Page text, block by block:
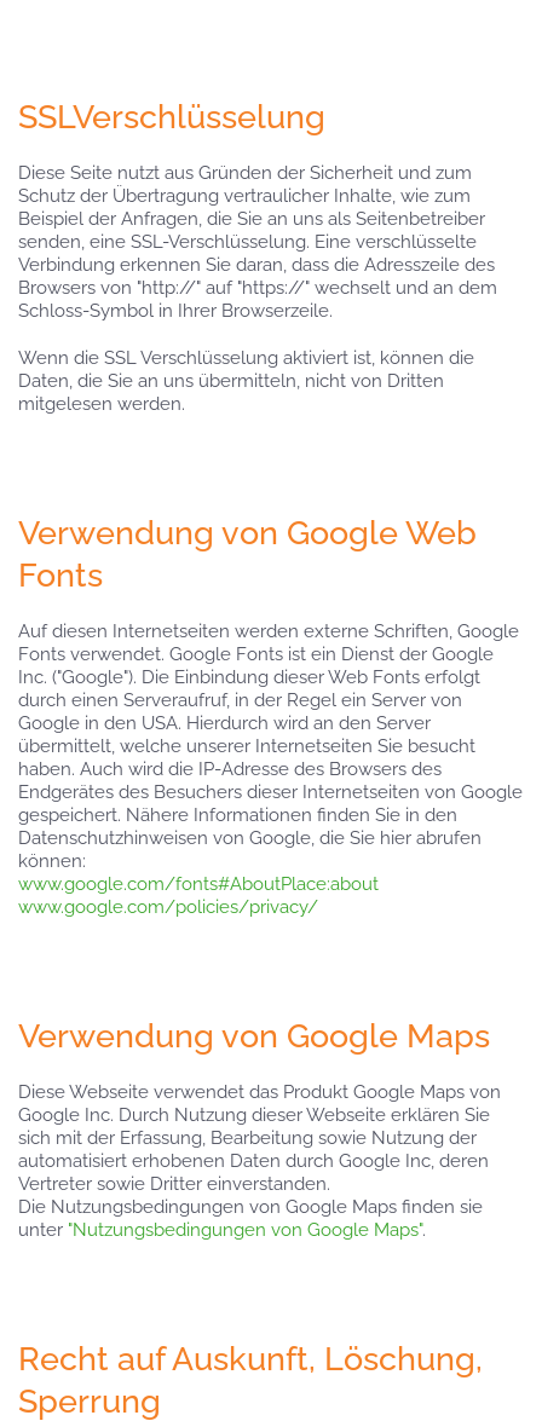
SSLVerschlüsselung
Diese Seite nutzt aus Gründen der Sicherheit und zum
Schutz der Übertragung vertraulicher Inhalte, wie zum
Beispiel der Anfragen, die Sie an uns als Seitenbetreiber
senden, eine SSL-Verschlüsselung. Eine verschlüsselte
Verbindung erkennen Sie daran, dass die Adresszeile des
Browsers von "http://" auf "https://" wechselt und an dem
Schloss-Symbol in Ihrer Browserzeile.
Wenn die SSL Verschlüsselung aktiviert ist, können die
Daten, die Sie an uns übermitteln, nicht von Dritten
mitgelesen werden.
Verwendung von Google Web
Fonts
Auf diesen Internetseiten werden externe Schriften, Google
Fonts verwendet. Google Fonts ist ein Dienst der Google
Inc. ("Google"). Die Einbindung dieser Web Fonts erfolgt
durch einen Serveraufruf, in der Regel ein Server von
Google in den USA. Hierdurch wird an den Server
übermittelt, welche unserer Internetseiten Sie besucht
haben. Auch wird die IP-Adresse des Browsers des
Endgerätes des Besuchers dieser Internetseiten von Google
gespeichert. Nähere Informationen finden Sie in den
Datenschutzhinweisen von Google, die Sie hier abrufen
können:
www.google.com/fonts#AboutPlace:about
www.google.com/policies/privacy/
Verwendung von Google Maps
Diese Webseite verwendet das Produkt Google Maps von
Google Inc. Durch Nutzung dieser Webseite erklären Sie
sich mit der Erfassung, Bearbeitung sowie Nutzung der
automatisiert erhobenen Daten durch Google Inc, deren
Vertreter sowie Dritter einverstanden.
Die Nutzungsbedingungen von Google Maps finden sie
unter "Nutzungsbedingungen von Google Maps".
Recht auf Auskunft, Löschung,
Sperrung